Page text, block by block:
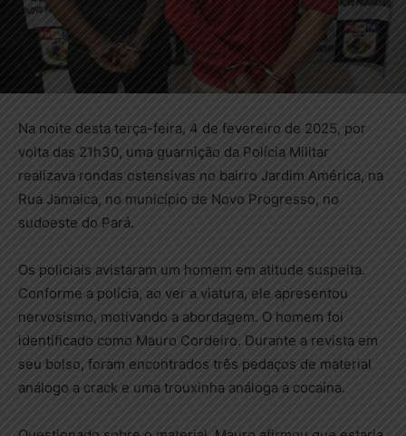
Na noite desta terça-feira, 4 de fevereiro de 2025, por
volta das 21h30, uma guarnição da Polícia Militar
realizava rondas ostensivas no bairro Jardim América, na
Rua Jamaica, no município de Novo Progresso, no
sudoeste do Pará.
Os policiais avistaram um homem em atitude suspeita.
Conforme a polícia, ao ver a viatura, ele apresentou
nervosismo, motivando a abordagem. O homem foi
identificado como Mauro Cordeiro. Durante a revista em
seu bolso, foram encontrados três pedaços de material
análogo a crack e uma trouxinha análoga a cocaína.